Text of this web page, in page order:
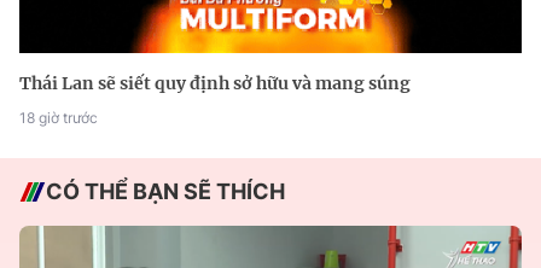
Thái Lan sẽ siết quy định sở hữu và mang súng
18 giờ trước
CÓ THỂ BẠN SẼ THÍCH